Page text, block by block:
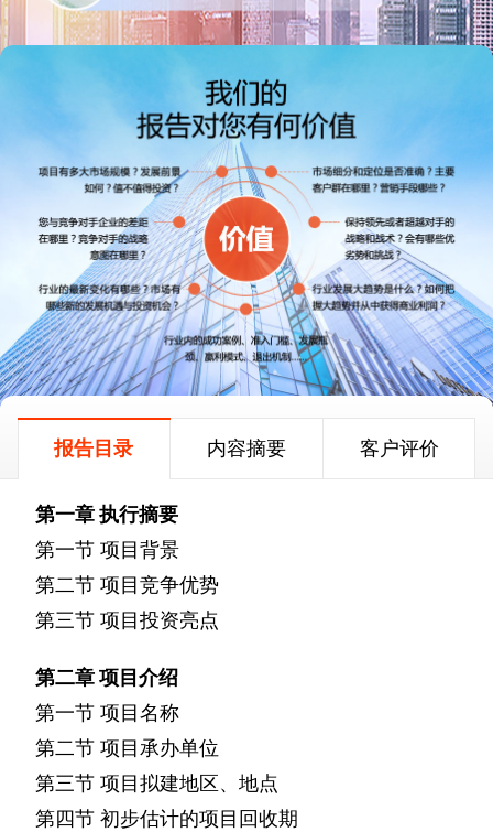
报告目录 内容摘要 客户评价
第一章执行摘要
第一节 项目背景
第二节 项目竞争优势
第三节 项目投资亮点
第二章项目介绍
第一节 项目名称
第二节 项目承办单位
第三节 项目拟建地区、地点
第四节 初步估计的项目回收期